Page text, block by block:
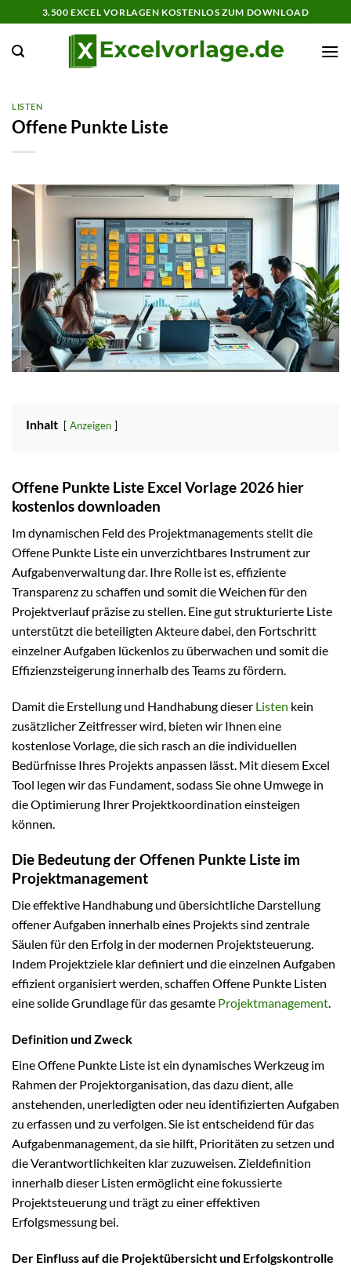
Inhalt
springen
3.500 EXCEL VORLAGEN KOSTENLOS ZUM DOWNLOAD
LISTEN
Offene Punkte Liste
Inhalt Anzeigen
Offene Punkte Liste Excel Vorlage 2026 hier
kostenlos downloaden
Im dynamischen Feld des Projektmanagements stellt die
Offene Punkte Liste ein unverzichtbares Instrument zur
Aufgabenverwaltung dar. Ihre Rolle ist es, effiziente
Transparenz zu schaffen und somit die Weichen für den
Projektverlauf präzise zu stellen. Eine gut strukturierte Liste
unterstützt die beteiligten Akteure dabei, den Fortschritt
einzelner Aufgaben lückenlos zu überwachen und somit die
Effizienzsteigerung innerhalb des Teams zu fördern.
Damit die Erstellung und Handhabung dieser Listen kein
zusätzlicher Zeitfresser wird, bieten wir Ihnen eine
kostenlose Vorlage, die sich rasch an die individuellen
Bedürfnisse Ihres Projekts anpassen lässt. Mit diesem Excel
Tool legen wir das Fundament, sodass Sie ohne Umwege in
die Optimierung Ihrer Projektkoordination einsteigen
können.
Die Bedeutung der Offenen Punkte Liste im
Projektmanagement
Die effektive Handhabung und übersichtliche Darstellung
offener Aufgaben innerhalb eines Projekts sind zentrale
Säulen für den Erfolg in der modernen Projektsteuerung.
Indem Projektziele klar definiert und die einzelnen Aufgaben
effizient organisiert werden, schaffen Offene Punkte Listen
eine solide Grundlage für das gesamte Projektmanagement.
Definition und Zweck
Eine Offene Punkte Liste ist ein dynamisches Werkzeug im
Rahmen der Projektorganisation, das dazu dient, alle
anstehenden, unerledigten oder neu identifizierten Aufgaben
zu erfassen und zu verfolgen. Sie ist entscheidend für das
Aufgabenmanagement, da sie hilft, Prioritäten zu setzen und
die Verantwortlichkeiten klar zuzuweisen. Zieldefinition
innerhalb dieser Listen ermöglicht eine fokussierte
Projektsteuerung und trägt zu einer effektiven
Erfolgsmessung bei.
Der Einfluss auf die Projektübersicht und Erfolgskontrolle